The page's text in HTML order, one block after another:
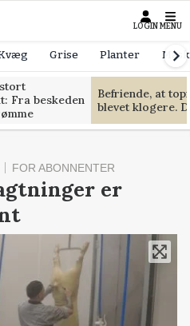
LOGIN MENU
Grise Planter
Fra beskeden
Befriende, at
blevet klogere.
FOR ABONNENTER
er